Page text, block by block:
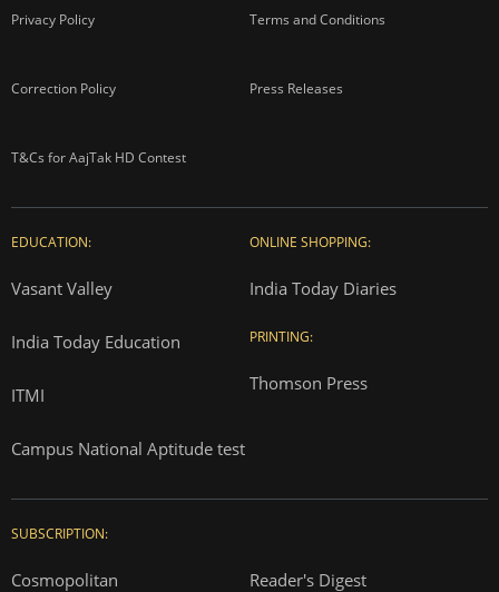
Privacy Policy Terms and Conditions
Correction Policy Press Releases
T&Cs for AajTak HD Contest
EDUCATION:
Vasant Valley
India Today Education
ITMI
Campus National Aptitude test
ONLINE SHOPPING:
India Today Diaries
PRINTING:
Thomson Press
SUBSCRIPTION:
Cosmopolitan Reader's Digest